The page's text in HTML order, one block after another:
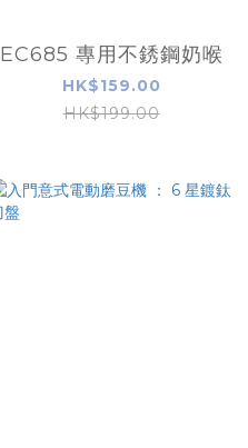
EC685 專用不銹鋼奶喉
HK$159.00
HK$199.00